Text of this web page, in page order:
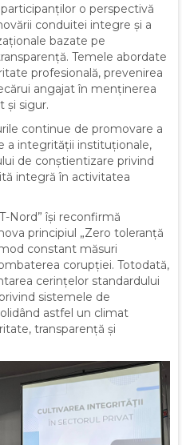
o perspectivă
conduitei integre și a
bazate pe
Temele abordate
profesională, prevenirea
angajat în menținerea
și sigur.
continue de promovare a
a integrității instituționale,
de conștientizare privind
integră în activitatea
Nord” își reconfirmă
principiul „Zero toleranță
constant măsuri
corupției. Totodată,
cerințelor standardului
sistemele de
astfel un climat
transparență și